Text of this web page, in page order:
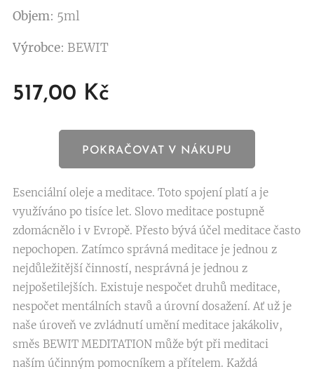
Objem: 5ml
Výrobce: BEWIT
517,00 Kč
POKRAČOVAT V NÁKUPU
Esenciální oleje a meditace. Toto spojení platí a je
využíváno po tisíce let. Slovo meditace postupně
zdomácnělo i v Evropě. Přesto bývá účel meditace často
nepochopen. Zatímco správná meditace je jednou z
nejdůležitější činností, nesprávná je jednou z
nejpošetilejších. Existuje nespočet druhů meditace,
nespočet mentálních stavů a úrovní dosažení. Ať už je
naše úroveň ve zvládnutí umění meditace jakákoliv,
směs BEWIT MEDITATION může být při meditaci
naším účinným pomocníkem a přítelem. Každá